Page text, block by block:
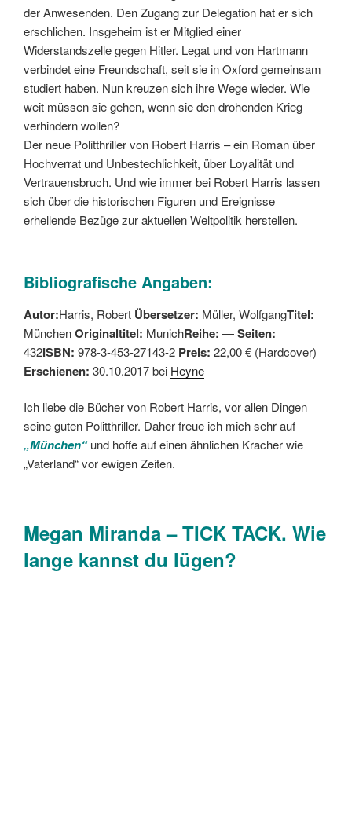
der Anwesenden. Den Zugang zur Delegation hat er sich
erschlichen. Insgeheim ist er Mitglied einer
Widerstandszelle gegen Hitler. Legat und von Hartmann
verbindet eine Freundschaft, seit sie in Oxford gemeinsam
studiert haben. Nun kreuzen sich ihre Wege wieder. Wie
weit müssen sie gehen, wenn sie den drohenden Krieg
verhindern wollen?
Der neue Politthriller von Robert Harris – ein Roman über
Hochverrat und Unbestechlichkeit, über Loyalität und
Vertrauensbruch. Und wie immer bei Robert Harris lassen
sich über die historischen Figuren und Ereignisse
erhellende Bezüge zur aktuellen Weltpolitik herstellen.
Bibliografische Angaben:
Autor:Harris, Robert Übersetzer: Müller, WolfgangTitel:
MünchenOriginaltitel: MunichReihe: —Seiten:
432ISBN: 978-3-453-27143-2 Preis: 22,00 € (Hardcover)
Erschienen: 30.10.2017 bei Heyne
Ich liebe die Bücher von Robert Harris, vor allen Dingen
seine guten Politthriller. Daher freue ich mich sehr auf
„München“ und hoffe auf einen ähnlichen Kracher wie
„Vaterland“ vor ewigen Zeiten.
Megan Miranda – TICK TACK. Wie
lange kannst du lügen?